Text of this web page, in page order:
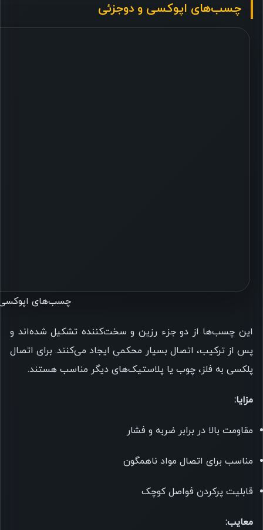
چسب‌های اپوکسی و دوجزئی
چسب‌های اپوکسی
این چسب‌ها از دو جزء رزین و سخت‌کننده تشکیل شده‌اند و
پس از ترکیب، اتصال بسیار محکمی ایجاد می‌کنند. برای اتصال
پلکسی به فلز، چوب یا پلاستیک‌های دیگر مناسب هستند.
مزایا:
مقاومت بالا در برابر ضربه و فشار
مناسب برای اتصال مواد ناهمگون
قابلیت پرکردن فواصل کوچک
معایب: